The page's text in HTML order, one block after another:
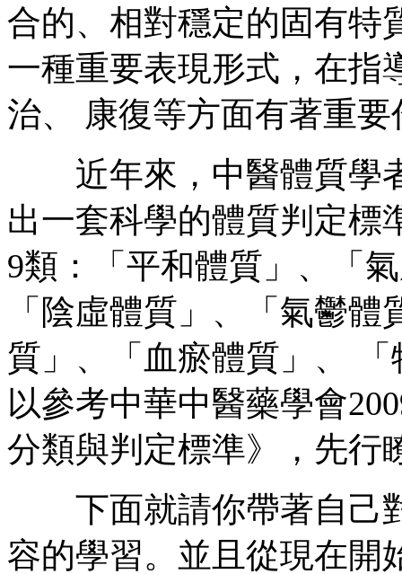
合的、相對穩定的固有特
一種重要表現形式，在指
治、 康復等方面有著重
近年來，中醫體質學
出一套科學的體質判定標
9類：「平和體質」、「
「陰虛體質」、「氣鬱
質」、「血瘀體質」、
以參考中華中醫藥學會
分類與判定標準》，先行
下面就請你帶著自己
容的學習。並且從現在開